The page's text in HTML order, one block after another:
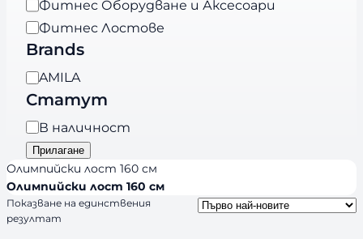
К
а
т
г
о
р
и
я
Фитнес Оборудване и Аксесоари
Фитнес Лостове
Brands
B
r
a
n
d
s
AMILA
Статут
Н
а
л
и
ч
н
В наличност
Прилагане
Олимпийски лост 160 см
Олимпийски лост 160 см
Показване на единствения
резултат